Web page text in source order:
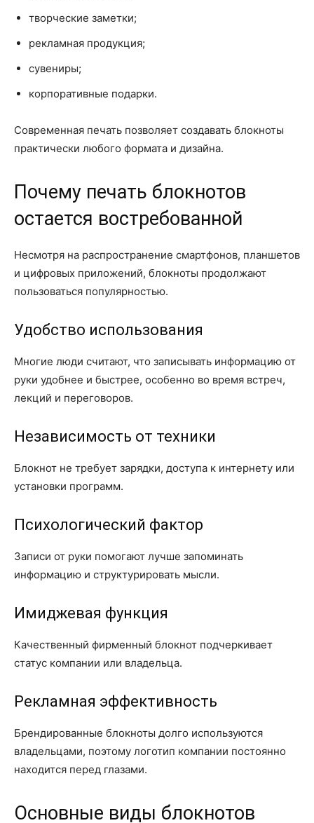
творческие заметки;
рекламная продукция;
сувениры;
корпоративные подарки.
Современная печать позволяет создавать блокноты
практически любого формата и дизайна.
Почему печать блокнотов
остается востребованной
Несмотря на распространение смартфонов, планшетов
и цифровых приложений, блокноты продолжают
пользоваться популярностью.
Удобство использования
Многие люди считают, что записывать информацию от
руки удобнее и быстрее, особенно во время встреч,
лекций и переговоров.
Независимость от техники
Блокнот не требует зарядки, доступа к интернету или
установки программ.
Психологический фактор
Записи от руки помогают лучше запоминать
информацию и структурировать мысли.
Имиджевая функция
Качественный фирменный блокнот подчеркивает
статус компании или владельца.
Рекламная эффективность
Брендированные блокноты долго используются
владельцами, поэтому логотип компании постоянно
находится перед глазами.
Основные виды блокнотов